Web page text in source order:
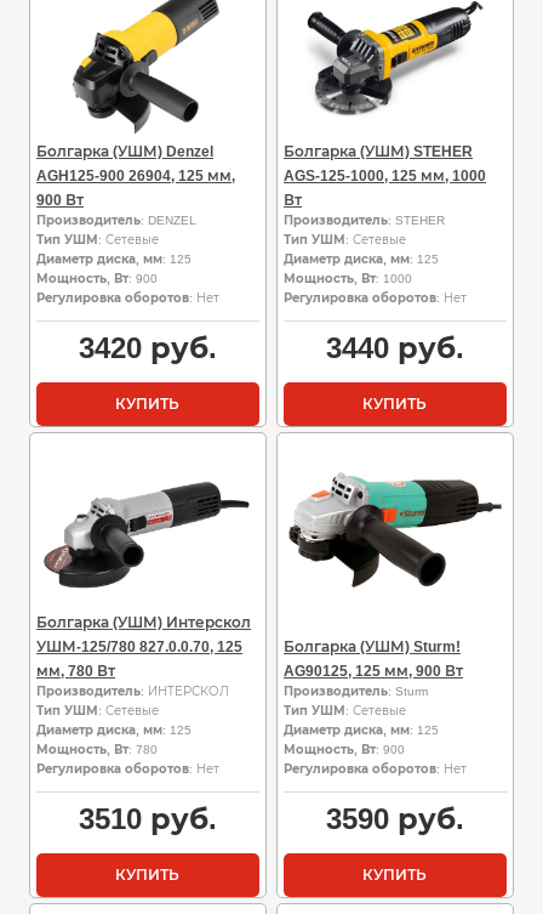
Болгарка (УШМ) Denzel
AGH125-900 26904, 125 мм,
900 Вт
Производитель: DENZEL
Тип УШМ : Сетевые
Диаметр диска, мм: 125
Мощность, Вт: 900
Регулировка оборотов: Нет
3420руб.
КУПИТЬ
Болгарка (УШМ) STEHER
AGS-125-1000, 125 мм, 1000
Вт
Производитель: STEHER
Тип УШМ : Сетевые
Диаметр диска, мм: 125
Мощность, Вт: 1000
Регулировка оборотов: Нет
3440руб.
КУПИТЬ
Болгарка (УШМ) Интерскол
УШМ-125/780 827.0.0.70, 125
мм, 780 Вт
Производитель: ИНТЕРСКОЛ
Тип УШМ : Сетевые
Диаметр диска, мм: 125
Мощность, Вт: 780
Регулировка оборотов: Нет
3510руб.
КУПИТЬ
Болгарка (УШМ) Sturm!
AG90125, 125 мм, 900 Вт
Производитель: Sturm
Тип УШМ : Сетевые
Диаметр диска, мм: 125
Мощность, Вт: 900
Регулировка оборотов: Нет
3590руб.
КУПИТЬ